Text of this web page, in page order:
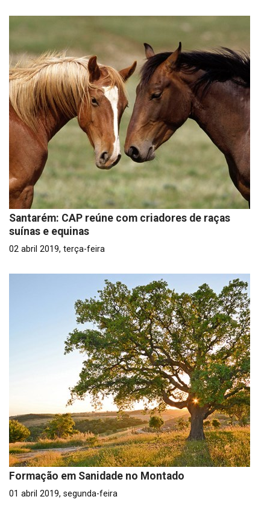
Santarém: CAP reúne com criadores de raças
suínas e equinas
02 abril 2019, terça-feira
Formação em Sanidade no Montado
01 abril 2019, segunda-feira